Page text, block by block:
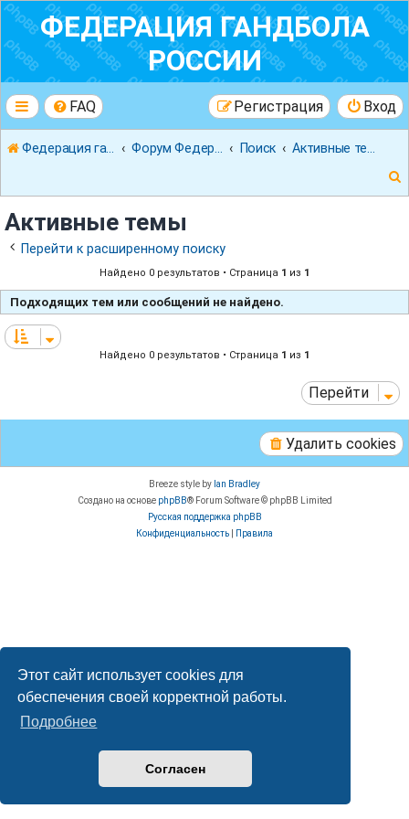
Этот сайт использует cookies для
обеспечения своей корректной работы.
Подробнее
Согласен
ФЕДЕРАЦИЯ ГАНДБОЛА
РОССИИ
FAQ Вход
Регистрация
Федерация гандбола России Поиск
к
Активные темы
Перейти к расширенному поиску
Найдено 0 результатов • Страница 1 из 1
Подходящих тем или сообщений не найдено.
Найдено 0 результатов • Страница 1 из 1
Перейти
Удалить cookies
Breeze style by Ian Bradley
Создано на основе phpBB® Forum Software © phpBB Limited
Русская поддержка phpBB
Конфиденциальность
Правила